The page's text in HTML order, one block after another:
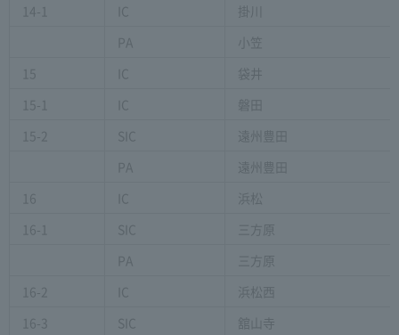
14-1
IC
掛川
PA
小笠
15
IC
袋井
15-1
IC
磐田
15-2
SIC
遠州豊田
PA
遠州豊田
16
IC
浜松
16-1
SIC
三方原
PA
三方原
16-2
IC
浜松西
16-3
SIC
舘山寺